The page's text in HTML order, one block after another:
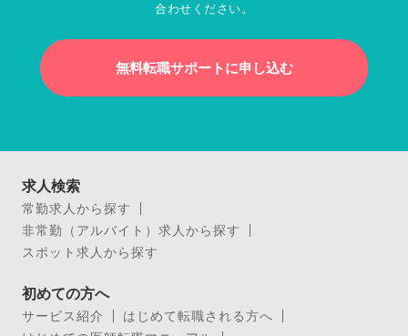
合わせください。
無料転職サポートに申し込む
求人検索
常勤求人から探す
非常勤（アルバイト）求人から探す
スポット求人から探す
初めての方へ
サービス紹介
はじめて転職される方へ